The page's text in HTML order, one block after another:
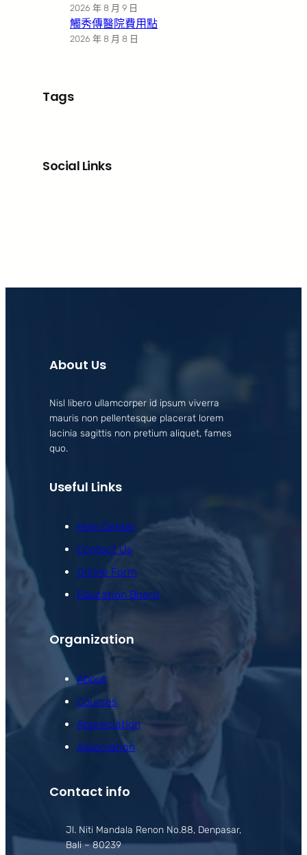
2026 年 8 月 9 日
觸秀傳醫院費用點
2026 年 8 月 8 日
Tags
Social Links
About Us
Nisl libero ullamcorper id ipsum viverra
mauris non pellentesque placerat lorem
lacinia sagittis non pretium aliquet, fames
quo.
Useful Links
Help Center
Contact Us
Online Form
Education Board
Organization
About
Courses
Appreciation
Association
Contact info
Jl. Niti Mandala Renon No.88, Denpasar,
Bali – 80239